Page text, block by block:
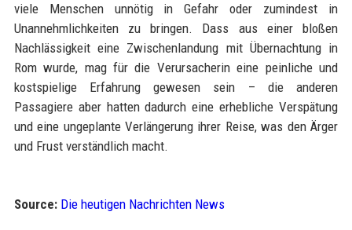
viele Menschen unnötig in Gefahr oder zumindest in
Unannehmlichkeiten zu bringen. Dass aus einer bloßen
Nachlässigkeit eine Zwischenlandung mit Übernachtung in
Rom wurde, mag für die Verursacherin eine peinliche und
kostspielige Erfahrung gewesen sein – die anderen
Passagiere aber hatten dadurch eine erhebliche Verspätung
und eine ungeplante Verlängerung ihrer Reise, was den Ärger
und Frust verständlich macht.
Source: Die heutigen Nachrichten News